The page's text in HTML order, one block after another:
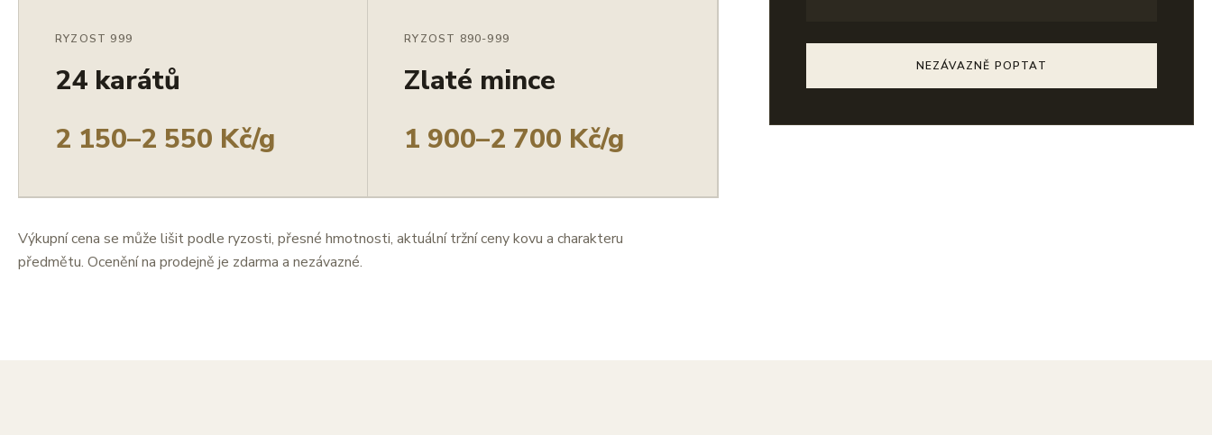
RYZOST 999
24 karátů
2 150–2 550 Kč/g
RYZOST 890-999
Zlaté mince
1 900–2 700 Kč/g
Výkupní cena se může lišit podle ryzosti, přesné hmotnosti, aktuální tržní ceny kovu a charakteru
předmětu. Ocenění na prodejně je zdarma a nezávazné.
NEZÁVAZNĚ POPTAT